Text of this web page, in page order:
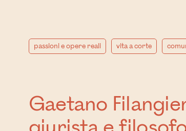
passioni e opere reali vita a corte
Gaetano